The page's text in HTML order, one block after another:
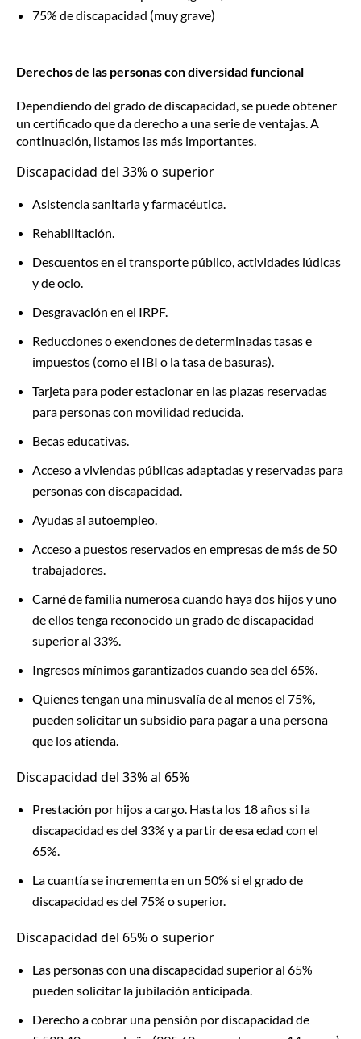
75% de discapacidad (muy grave)
Derechos de las personas con diversidad funcional
Dependiendo del grado de discapacidad, se puede obtener
un certificado que da derecho a una serie de ventajas. A
continuación, listamos las más importantes.
Discapacidad del 33% o superior
Asistencia sanitaria y farmacéutica.
Rehabilitación.
Descuentos en el transporte público, actividades lúdicas
y de ocio.
Desgravación en el IRPF.
Reducciones o exenciones de determinadas tasas e
impuestos (como el IBI o la tasa de basuras).
Tarjeta para poder estacionar en las plazas reservadas
para personas con movilidad reducida.
Becas educativas.
Acceso a viviendas públicas adaptadas y reservadas para
personas con discapacidad.
Ayudas al autoempleo.
Acceso a puestos reservados en empresas de más de 50
trabajadores.
Carné de familia numerosa cuando haya dos hijos y uno
de ellos tenga reconocido un grado de discapacidad
superior al 33%.
Ingresos mínimos garantizados cuando sea del 65%.
Quienes tengan una minusvalía de al menos el 75%,
pueden solicitar un subsidio para pagar a una persona
que los atienda.
Discapacidad del 33% al 65%
Prestación por hijos a cargo. Hasta los 18 años si la
discapacidad es del 33% y a partir de esa edad con el
65%.
La cuantía se incrementa en un 50% si el grado de
discapacidad es del 75% o superior.
Discapacidad del 65% o superior
Las personas con una discapacidad superior al 65%
pueden solicitar la jubilación anticipada.
Derecho a cobrar una pensión por discapacidad de